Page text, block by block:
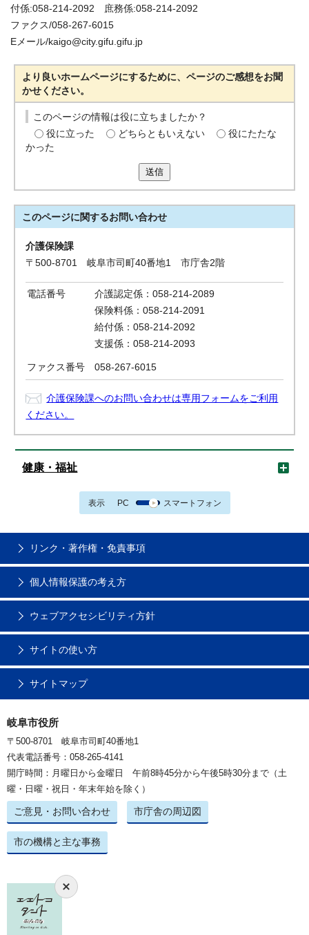
付係:058-214-2092 庶務係:058-214-2092
ファクス/058-267-6015
Eメール/kaigo@city.gifu.gifu.jp
より良いホームページにするために、ページのご感想をお聞
かせください。
このページの情報は役に立ちましたか？
役に立った
どちらともいえない
役にたたな
かった
送信
このページに関するお問い合わせ
介護保険課
〒500-8701 岐阜市司町40番地1 市庁舎2階
電話番号
介護認定係：058-214-2089
保険料係：058-214-2091
給付係：058-214-2092
支援係：058-214-2093
ファクス番号 058-267-6015
介護保険課へのお問い合わせは専用フォームをご利用
ください。
健康・福祉
表示 PC スマートフォン
リンク・著作権・免責事項
個人情報保護の考え方
ウェブアクセシビリティ方針
サイトの使い方
サイトマップ
岐阜市役所
〒500-8701 岐阜市司町40番地1
代表電話番号：058-265-4141
開庁時間：月曜日から金曜日 午前8時45分から午後5時30分まで（土
曜・日曜・祝日・年末年始を除く）
ご意見・お問い合わせ 市庁舎の周辺図
市の機構と主な事務